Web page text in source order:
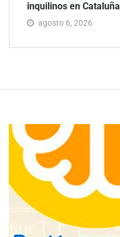
inquilinos en Cataluña
agosto 6, 2026